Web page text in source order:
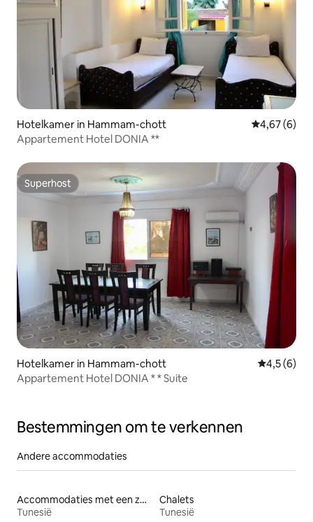
Hotelkamer in Hammam-chott Gemiddelde
4,67 (6)
Appartement Hotel DONIA **
Superhost
Superhost
Hotelkamer in Hammam-chott
4,5 (6)
Appartement Hotel DONIA * * Suite
Bestemmingen om te verkennen
Andere accommodaties
Accommodaties met een zwembad
Tunesië
Chalets
Tunesië